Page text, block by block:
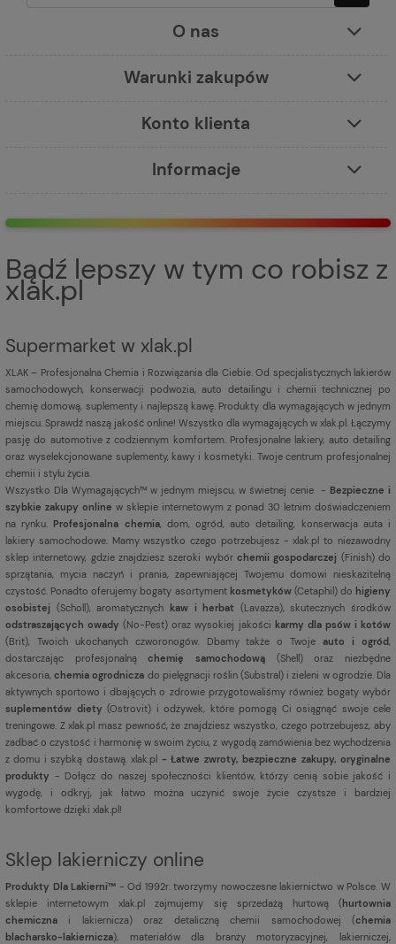
O nas
Warunki zakupów
Konto klienta
Informacje
Bądź lepszy w tym co robisz z
xlak.pl
Supermarket w xlak.pl
XLAK – Profesjonalna Chemia i Rozwiązania dla Ciebie. Od specjalistycznych lakierów
samochodowych, konserwacji podwozia, auto detailingu i chemii technicznej po
chemię domową, suplementy i najlepszą kawę. Produkty dla wymagających w jednym
miejscu. Sprawdź naszą jakość online! Wszystko dla wymagających w xlak.pl. Łączymy
pasję do automotive z codziennym komfortem. Profesjonalne lakiery, auto detailing
oraz wyselekcjonowane suplementy, kawy i kosmetyki. Twoje centrum profesjonalnej
chemii i stylu życia.
Wszystko Dla Wymagających™ w jednym miejscu, w świetnej cenie - Bezpieczne i
szybkie zakupy online w sklepie internetowym z ponad 30 letnim doświadczeniem
na rynku. Profesjonalna chemia, dom, ogród, auto detailing, konserwacja auta i
lakiery samochodowe. Mamy wszystko czego potrzebujesz - xlak.pl to niezawodny
sklep internetowy, gdzie znajdziesz szeroki wybórchemii gospodarczej (Finish) do
sprzątania, mycia naczyń i prania, zapewniającej Twojemu domowi nieskazitelną
czystość. Ponadto oferujemy bogaty asortyment kosmetyków (Cetaphil) do higieny
osobistej (Scholl), aromatycznych kaw i herbat (Lavazza), skutecznych środków
odstraszających owady(No-Pest) oraz wysokiej jakości karmy dla psów i kotów
(Brit), Twoich ukochanych czworonogów. Dbamy także o Twojeauto i ogród
dostarczając profesjonalnąchemię samochodową (Shell) oraz niezbędne
akcesoria,chemia ogrodnicza do pielęgnacji roślin (Substral) i zieleni w ogrodzie. Dla
aktywnych sportowo i dbających o zdrowie przygotowaliśmy również bogaty wybór
suplementów diety (Ostrovit) i odżywek, które pomogą Ci osiągnąć swoje cele
treningowe. Z xlak.pl masz pewność, że znajdziesz wszystko, czego potrzebujesz, aby
zadbać o czystość i harmonię w swoim życiu, z wygodą zamówienia bez wychodzenia
z domu i szybką dostawą. xlak.pl - Łatwe zwroty, bezpieczne zakupy, oryginalne
produkty - Dołącz do naszej społeczności klientów, którzy cenią sobie jakość i
wygodę, i odkryj, jak łatwo można uczynić swoje życie czystsze i bardziej
komfortowe dzięki xlak.pl!
Sklep lakierniczy online
Produkty Dla Lakierni™ - Od 1992r. tworzymy nowoczesne lakiernictwo w Polsce. W
sklepie internetowym xlak.pl zajmujemy się sprzedażą hurtową (hurtownia
chemiczna i lakiernicza) oraz detaliczną chemii samochodowej (chemia
blacharsko-lakiernicza), materiałów dla branży motoryzacyjnej, lakierniczej,